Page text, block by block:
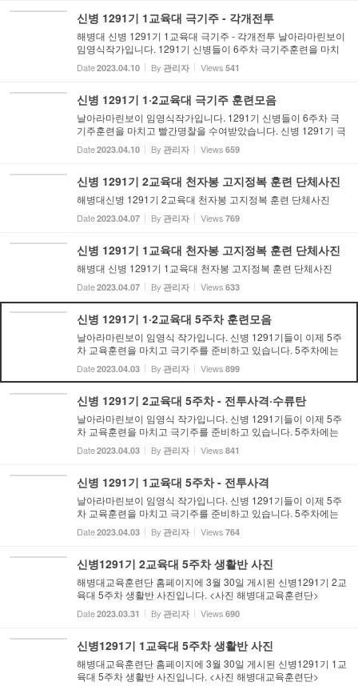
신병 1291기 1교육대 극기주 - 각개전투
해병대 신병 1291기 1교육대 극기주 - 각개전투 날아라마린보이
임영식작가입니다. 1291기 신병들이 6주차 극기주훈련을 마치
고 빨간명찰을 수여받았습니다. 신병 1291기 1교육대의 6주차
극기주는 각개전투훈련을 중심으로 소개해드립니다. 극기주훈련
Date2023.04.10 By 관리자 Views 541
신병 1291기 1·2교육대 극기주 훈련모음
날아라마린보이 임영식작가입니다. 1291기 신병들이 6주차 극
기주훈련을 마치고 빨간명찰을 수여받았습니다. 신병 1291기 극
기주는 1교육대는각개전투, 2교육대는 산악기초훈련을 중심으
로 소개해드립니다. 극기주훈련기간에는 비상훈련을 시작으로
Date2023.04.10 By 관리자 Views 659
신병 1291기 2교육대 천자봉 고지정복 훈련 단체사진
해병대신병 1291기 2교육대 천자봉 고지정복 훈련 단체사진
Date2023.04.07 By 관리자 Views 769
신병 1291기 1교육대 천자봉 고지정복 훈련 단체사진
해병대 신병 1291기 1교육대 천자봉 고지정복 훈련 단체사진
Date2023.04.07 By 관리자 Views 633
신병 1291기 1·2교육대 5주차 훈련모음
날아라마린보이 임영식 작가입니다. 신병 1291기들이 이제 5주
차 교육훈련을 마치고 극기주를 준비하고 있습니다. 5주차에는
전투사격, 수류탄투척훈련과 함께 총검술 및 제식훈련 등이 실시
되었습니다. 5주차 개인화기 사격을 실시하기 위해 사격장을 향
Date2023.04.03 By 관리자 Views 899
신병 1291기 2교육대 5주차 - 전투사격·수류탄
날아라마린보이 임영식 작가입니다. 신병 1291기들이 이제 5주
차 교육훈련을 마치고 극기주를 준비하고 있습니다. 5주차에는
전투사격, 수류탄투척훈련과 함께 총검술 및 제식훈련 등이 실시
되었습니다. 1교육대 5주차 훈련은 전투사격을 중심으로 소개해
Date2023.04.03 By 관리자 Views 841
신병 1291기 1교육대 5주차 - 전투사격
날아라마린보이 임영식 작가입니다. 신병 1291기들이 이제 5주
차 교육훈련을 마치고 극기주를 준비하고 있습니다. 5주차에는
전투사격, 수류탄투척훈련과 함께 총검술 및 제식훈련 등이 실시
되었습니다. 1교육대 5주차 훈련은 전투사격을 중심으로 소개해
Date2023.04.03 By 관리자 Views 764
신병1291기 2교육대 5주차 생활반 사진
해병대교육훈련단 홈페이지에 3월 30일 게시된 신병1291기 2교
육대 5주차 생활반 사진입니다. <사진 해병대교육훈련단>
Date2023.03.31 By 관리자 Views 690
신병1291기 1교육대 5주차 생활반 사진
해병대교육훈련단 홈페이지에 3월 30일 게시된 신병1291기 1교
육대 5주차 생활반 사진입니다. <사진 해병대교육훈련단>